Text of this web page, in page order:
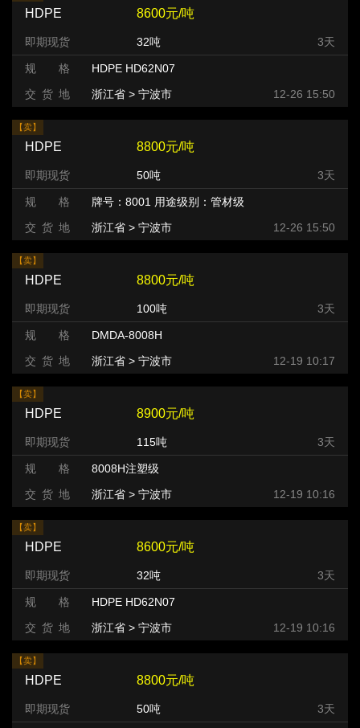
HDPE 8600元/吨
即期现货 32吨 3天
规 格
HDPE HD62N07
交 货 地
浙江省 > 宁波市 12-26 15:50
【卖】
HDPE 8800元/吨
即期现货 50吨 3天
规 格
牌号：8001 用途级别：管材级
交 货 地
浙江省 > 宁波市 12-26 15:50
【卖】
HDPE 8800元/吨
即期现货 100吨 3天
规 格
DMDA-8008H
交 货 地
浙江省 > 宁波市 12-19 10:17
【卖】
HDPE 8900元/吨
即期现货 115吨 3天
规 格
8008H注塑级
交 货 地
浙江省 > 宁波市 12-19 10:16
【卖】
HDPE 8600元/吨
即期现货 32吨 3天
规 格
HDPE HD62N07
交 货 地
浙江省 > 宁波市 12-19 10:16
【卖】
HDPE 8800元/吨
即期现货 50吨 3天